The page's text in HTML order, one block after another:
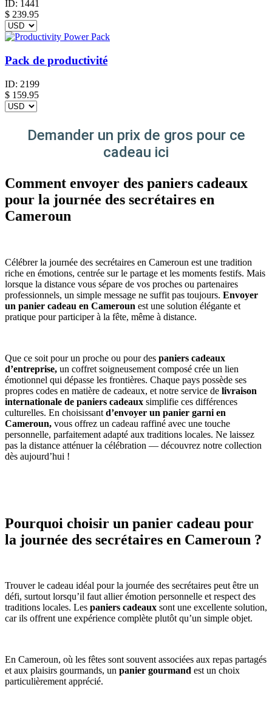
ID: 1441
$ 239.95
Pack de productivité
ID: 2199
$ 159.95
Demander un prix de gros pour ce
cadeau ici
Comment envoyer des paniers cadeaux
pour la journée des secrétaires en
Cameroun
Célébrer la journée des secrétaires en Cameroun est une tradition
riche en émotions, centrée sur le partage et les moments festifs. Mais
lorsque la distance vous sépare de vos proches ou partenaires
professionnels, un simple message ne suffit pas toujours. Envoyer
un panier cadeau en Cameroun est une solution élégante et
pratique pour participer à la fête, même à distance.
Que ce soit pour un proche ou pour des paniers cadeaux
d’entreprise, un coffret soigneusement composé crée un lien
émotionnel qui dépasse les frontières. Chaque pays possède ses
propres codes en matière de cadeaux, et notre service de livraison
internationale de paniers cadeaux simplifie ces différences
culturelles. En choisissant d’envoyer un panier garni en
Cameroun, vous offrez un cadeau raffiné avec une touche
personnelle, parfaitement adapté aux traditions locales. Ne laissez
pas la distance atténuer la célébration — découvrez notre collection
dès aujourd’hui !
Pourquoi choisir un panier cadeau pour
la journée des secrétaires en Cameroun ?
Trouver le cadeau idéal pour la journée des secrétaires peut être un
défi, surtout lorsqu’il faut allier émotion personnelle et respect des
traditions locales. Les paniers cadeaux sont une excellente solution,
car ils offrent une expérience complète plutôt qu’un simple objet.
En Cameroun, où les fêtes sont souvent associées aux repas partagés
et aux plaisirs gourmands, un panier gourmand est un choix
particulièrement apprécié.